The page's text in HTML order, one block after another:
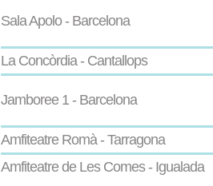
Sala Apolo - Barcelona
La Concòrdia - Cantallops
Jamboree 1 - Barcelona
Amfiteatre Romà - Tarragona
Amfiteatre de Les Comes - Igualada